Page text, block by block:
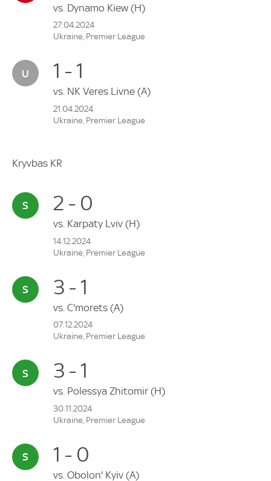
vs. Dynamo Kiew (H)
27.04.2024
Ukraine, Premier League
1 - 1
vs. NK Veres Livne (A)
21.04.2024
Ukraine, Premier League
Kryvbas KR
2 - 0
vs. Karpaty Lviv (H)
14.12.2024
Ukraine, Premier League
3 - 1
vs. C'morets (A)
07.12.2024
Ukraine, Premier League
3 - 1
vs. Polessya Zhitomir (H)
30.11.2024
Ukraine, Premier League
1 - 0
vs. Obolon' Kyiv (A)